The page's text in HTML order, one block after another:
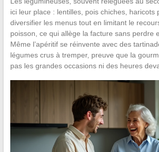
ici leur place : lentilles, pois chiches, haricots
diversifier les menus tout en limitant le
poisson, ce qui allège la facture sans perdre
Même l’apéritif se réinvente avec des
légumes crus à tremper, preuve que la
pas les grandes occasions ni des heures